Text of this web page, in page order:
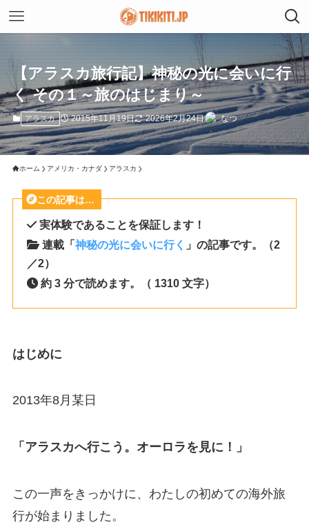
【アラスカ旅行記】神秘の光に会いに行
く その１～旅のはじまり～
アラスカ 2015年11月19日 2026年2月24日 なつ
ホーム アメリカ・カナダ アラスカ
この記事は…
実体験であることを保証します！
連載「神秘の光に会いに行く
」の記事です。（2
／2）
約 3 分で読めます。（ 1310 文字）
はじめに
2013年8月某日
「アラスカへ行こう。オーロラを見に！」
この一声をきっかけに、わたしの初めての海外旅
行が始まりました。